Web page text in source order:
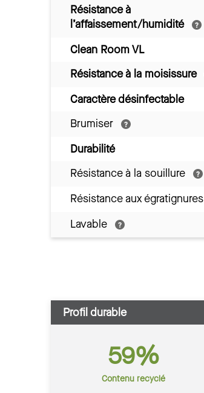
Résistance à
l’affaissement/humidité
Clean Room VL
Résistance à la moisissure
Caractère désinfectable
Brumiser
Durabilité
Résistance à la souillure
Résistance aux égratignures
Lavable
Profil durable
59%
Contenu recyclé